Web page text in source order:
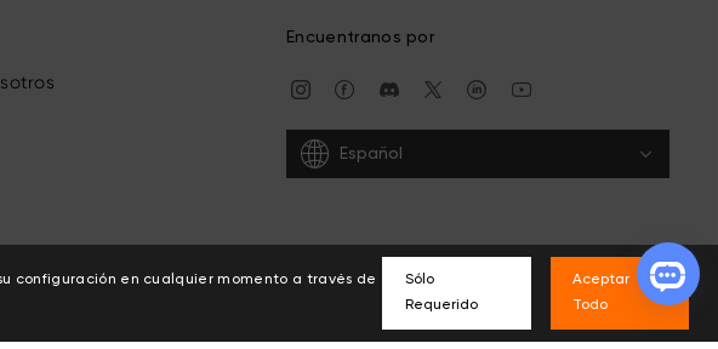
Encuentranos por
Español
configuración en cualquier momento a través de
Sólo
Requerido
Aceptar
Todo